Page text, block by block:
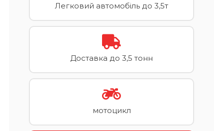
Легковий автомобіль до 3,5т
Доставка до 3,5 тонн
мотоцикл